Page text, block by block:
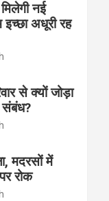
नई
अधूरी रह
से क्यों जोड़ा
संबंध?
मदरसों में
रोक